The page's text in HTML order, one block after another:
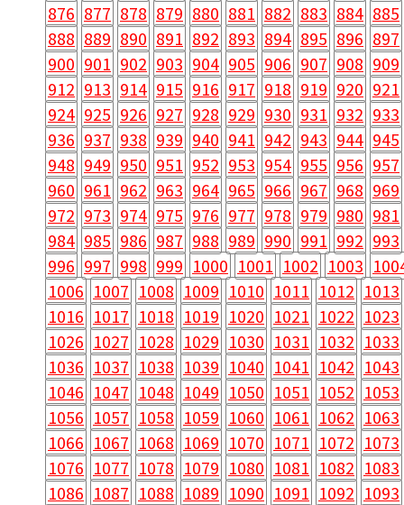
876 877 878 879 880 881 882 883 884 885
888 889 890 891 892 893 894 895 896 897
900 901 902 903 904 905 906 907 908 909
912 913 914 915 916 917 918 919 920 921
924 925 926 927 928 929 930 931 932 933
936 937 938 939 940 941 942 943 944 945
948 949 950 951 952 953 954 955 956 957
960 961 962 963 964 965 966 967 968 969
972 973 974 975 976 977 978 979 980 981
984 985 986 987 988 989 990 991 992 993
996 997 998 999 1000 1001 1002 1003
1006 1007 1008 1009 1010 1011 1012 1013
1016 1017 1018 1019 1020 1021 1022 1023
1026 1027 1028 1029 1030 1031 1032 1033
1036 1037 1038 1039 1040 1041 1042 1043
1046 1047 1048 1049 1050 1051 1052 1053
1056 1057 1058 1059 1060 1061 1062 1063
1066 1067 1068 1069 1070 1071 1072 1073
1076 1077 1078 1079 1080 1081 1082 1083
1086 1087 1088 1089 1090 1091 1092 1093